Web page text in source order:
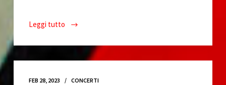
Leggi tutto
BURIDDA
/
FEB 28, 2023 CONCERTI